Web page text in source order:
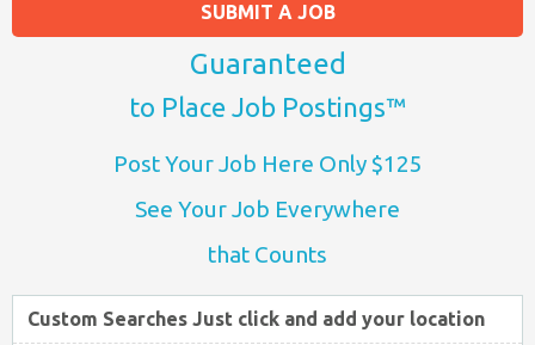
SUBMIT A JOB
Guaranteed
to Place Job Postings™
Post Your Job Here Only $125
See Your Job Everywhere
that Counts
Custom Searches Just click and add your location